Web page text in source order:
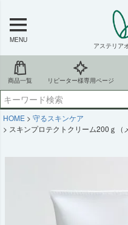
MENU
アステリア
商品一覧 リピーター様専用ページ
HOME
守るスキンケア
スキンプロテクトクリーム200ｇ（